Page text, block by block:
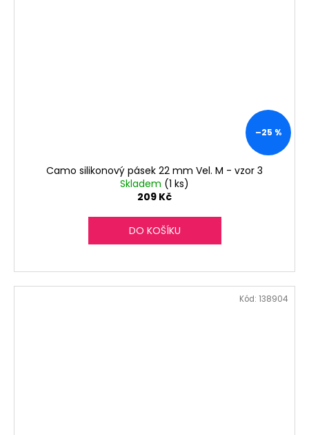
–25 %
Camo silikonový pásek 22 mm Vel. M - vzor 3
Skladem (1 ks)
209 Kč
DO KOŠÍKU
Kód: 138904